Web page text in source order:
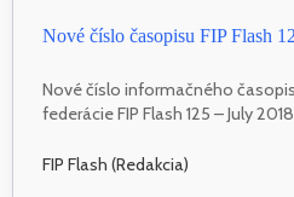
Nové číslo časopisu FIP Flash
Nové číslo informačného
federácie FIP Flash 125 – July 2018
FIP Flash (Redakcia)